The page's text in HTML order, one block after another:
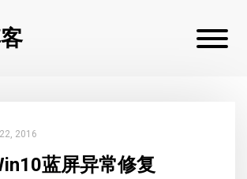
2016
蓝屏异常修复